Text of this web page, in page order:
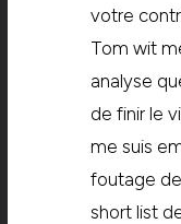
votre
Tom wit
analyse
de finir le
me suis
foutage
short list